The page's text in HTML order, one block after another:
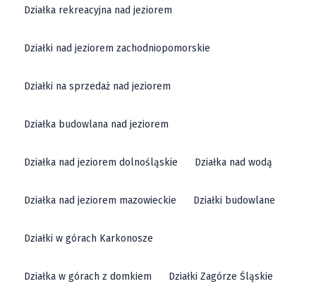
Działka rekreacyjna nad jeziorem
Działki nad jeziorem zachodniopomorskie
Działki na sprzedaż nad jeziorem
Działka budowlana nad jeziorem
Działka nad jeziorem dolnośląskie Działka nad wodą
Działka nad jeziorem mazowieckie Działki budowlane
Działki w górach Karkonosze
Działka w górach z domkiem Działki Zagórze Śląskie